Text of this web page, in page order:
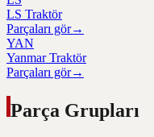
LS Traktör
Parçaları gör→
YAN
Yanmar Traktör
Parçaları gör→
Parça Grupları